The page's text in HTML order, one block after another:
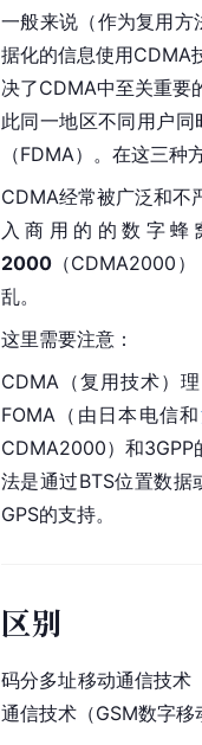
一般来说（作为复用
据化的信息使用CDMA
决了CDMA中至关重要
此同一地区不同用户
（FDMA）。在这三
CDMA经常被广泛和不
入商用的的数字
2000 （CDMA2000
乱。
这里需要注意：
CDMA（复用技术）
FOMA（由日本电信和
CDMA2000）和3GPP
法是通过BTS位置数
GPS的支持。
区别
码分多址移动通信技术
通信技术（GSM数字